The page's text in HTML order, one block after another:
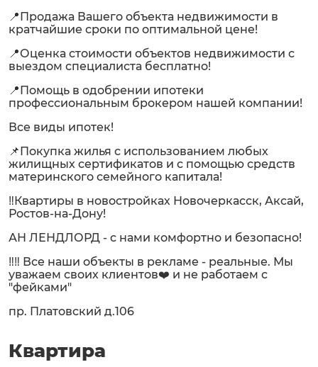
📍Продажа Вашего объекта недвижимости в
кратчайшие сроки по оптимальной цене!
📍Оценка стоимости объектов недвижимости с
выездом специалиста бесплатно!
📍Помощь в одобрении ипотеки
профессиональным брокером нашей компании!
Все виды ипотек!
📌Покупка жилья с использованием любых
жилищных сертификатов и с помощью средств
материнского семейного капитала!
‼️Квартиры в новостройках Новочеркасск, Аксай,
Ростов-на-Дону!
АН ЛЕНДЛОРД - с нами комфортно и безопасно!
‼️‼️ Все наши объекты в рекламе - реальные. Мы
уважаем своих клиентов❤️ и не работаем с
"фейками"
пр. Платовский д.106
Квартира